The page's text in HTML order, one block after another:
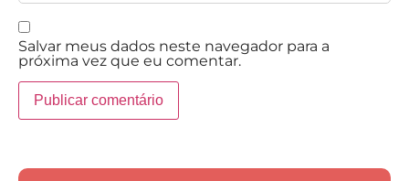
Salvar meus dados neste navegador para a
próxima vez que eu comentar.